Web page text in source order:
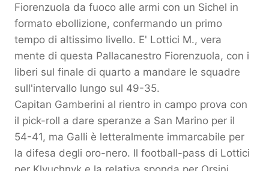
Fiorenzuola da fuoco alle armi con un Sichel in
formato ebollizione, confermando un primo
tempo di altissimo livello. E' Lottici M., vera
mente di questa Pallacanestro Fiorenzuola, con i
liberi sul finale di quarto a mandare le squadre
sull'intervallo lungo sul 49-35.
Capitan Gamberini al rientro in campo prova con
il pick-roll a dare speranze a San Marino per il
54-41, ma Galli è letteralmente immarcabile per
la difesa degli oro-nero. Il football-pass di Lottici